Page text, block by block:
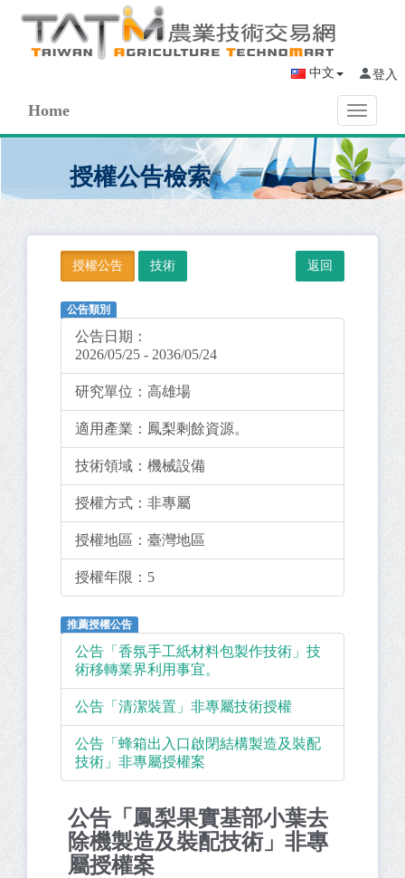
中文 登入
Toggle
Home
授權公告檢索
授權公告 技術
公告類別
公告日期：
2026/05/25 - 2036/05/24
研究單位： 高雄場
適用產業： 鳳梨剩餘資源。
技術領域： 機械設備
授權方式： 非專屬
授權地區： 臺灣地區
授權年限： 5
推薦授權公告
公告「香氛手工紙材料包製作技術」技
術移轉業界利用事宜。
公告「清潔裝置」非專屬技術授權
公告「蜂箱出入口啟閉結構製造及裝配
技術」非專屬授權案
公告「鳳梨果實基部小葉去
除機製造及裝配技術」非專
屬授權案